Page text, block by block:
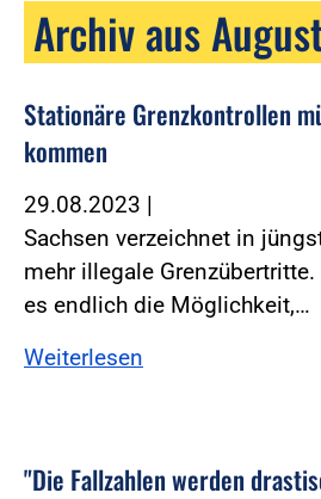
Archiv aus
Stationäre Grenzkontrollen
kommen
29.08.2023 |
Sachsen verzeichnet in
mehr illegale
es endlich die Möglichkeit,…
Weiterlesen
"Die Fallzahlen werden